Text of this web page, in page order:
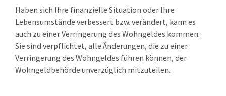
Haben sich Ihre finanzielle Situation oder Ihre
Lebensumstände verbessert bzw. verändert, kann es
auch zu einer Verringerung des Wohngeldes kommen.
Sie sind verpflichtet, alle Änderungen, die zu einer
Verringerung des Wohngeldes führen können, der
Wohngeldbehörde unverzüglich mitzuteilen.